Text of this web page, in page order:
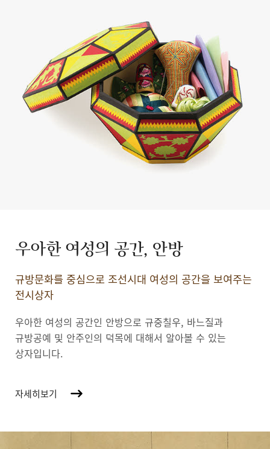
우아한 여성의 공간, 안방
규방문화를 중심으로 조선시대 여성의 공간을 보여주는
전시상자
우아한 여성의 공간인 안방으로 규중칠우, 바느질과
규방공예 및 안주인의 덕목에 대해서 알아볼 수 있는
상자입니다.
자세히보기